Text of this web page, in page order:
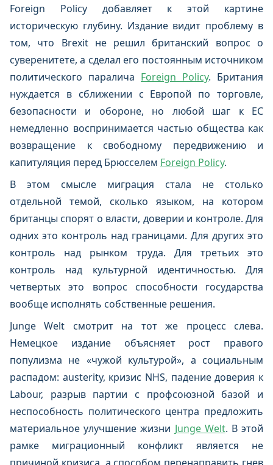
Foreign Policy добавляет к этой картине
историческую глубину. Издание видит проблему в
том, что Brexit не решил британский вопрос о
суверенитете, а сделал его постоянным источником
политического паралича Foreign Policy. Британия
нуждается в сближении с Европой по торговле,
безопасности и обороне, но любой шаг к ЕС
немедленно воспринимается частью общества как
возвращение к свободному передвижению и
капитуляция перед Брюсселем Foreign Policy.
В этом смысле миграция стала не столько
отдельной темой, сколько языком, на котором
британцы спорят о власти, доверии и контроле. Для
одних это контроль над границами. Для других это
контроль над рынком труда. Для третьих это
контроль над культурной идентичностью. Для
четвертых это вопрос способности государства
вообще исполнять собственные решения.
Junge Welt смотрит на тот же процесс слева.
Немецкое издание объясняет рост правого
популизма не «чужой культурой», а социальным
распадом: austerity, кризис NHS, падение доверия к
Labour, разрыв партии с профсоюзной базой и
неспособность политического центра предложить
материальное улучшение жизни Junge Welt. В этой
рамке миграционный конфликт является не